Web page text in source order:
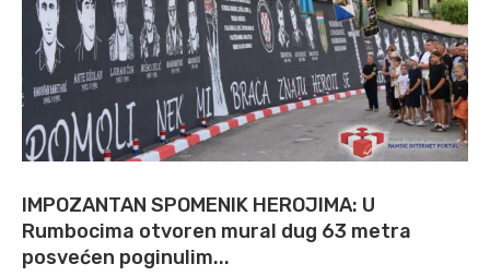
IMPOZANTAN SPOMENIK HEROJIMA: U
Rumbocima otvoren mural dug 63 metra
posvećen poginulim...